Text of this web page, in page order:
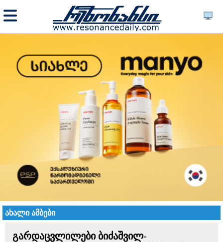
ახალი ამბები
გარდაცვლილები ბიძაშვილ-